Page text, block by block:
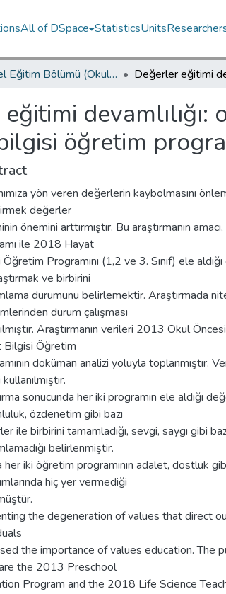
All of DSpace StatisticsUnits
Temel Eğitim Bölümü (Okul Öncesi Eğitimi) / Department of Elementary Education
devamlılığı:
öğretim
yön veren değerlerin kaybolmasını
değerler
önemini arttırmıştır. Bu araştırmanın
ile 2018 Hayat
Programını (1,2 ve 3. Sınıf) ele
ve birbirini
durumunu belirlemektir. Araştırmada
durum çalışması
Araştırmanın verileri 2013 Okul
Bilgisi Öğretim
doküman analizi yoluyla toplanmıştır.
sonucunda her iki programın ele aldığı
özdenetim gibi bazı
ile birbirini tamamladığı, sevgi, saygı gibi
belirlenmiştir.
her iki öğretim programının adalet, dostluk
hiç yer vermediği
the degeneration of values that direct
the importance of values education. The
the 2013 Preschool
Program and the 2018 Life Science